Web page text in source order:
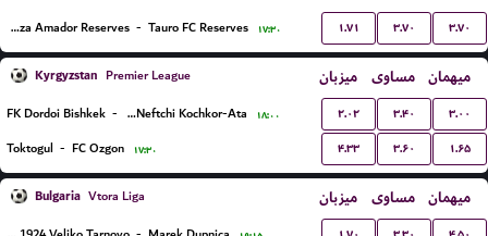
Plaza Amador Reserves - Tauro FC Reserves ۱۷:۳۰ ۱.۷۱ ۳.۷۰ ۳.۷۰
Kyrgyzstan Premier League میزبان مساوی میهمان
FK Dordoi Bishkek - FK Neftchi Kochkor-Ata ۱۸:۰۰ ۲.۰۲ ۳.۴۰ ۳.۰۰
Toktogul - FC Ozgon ۱۷:۳۰ ۴.۳۳ ۳.۶۰ ۱.۶۵
Bulgaria Vtora Liga میزبان مساوی میهمان